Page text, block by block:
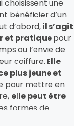
choisissent une
bénéficier d’un
d’abord,il s’agit
et pratiquepour
ou l’envie de
coiffure. Elle
plus jeune et
pour mettre en
elle peut être
formes de